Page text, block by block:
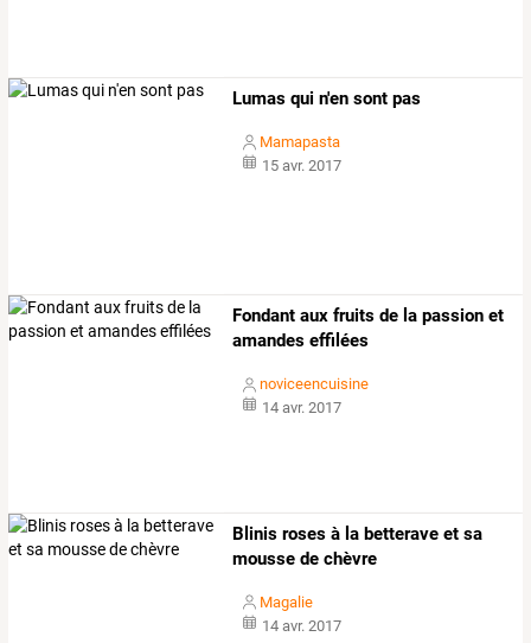
Lumas qui n'en sont pas
Mamapasta
15 avr. 2017
Fondant aux fruits de la passion et
amandes effilées
noviceencuisine
14 avr. 2017
Blinis roses à la betterave et sa
mousse de chèvre
Magalie
14 avr. 2017